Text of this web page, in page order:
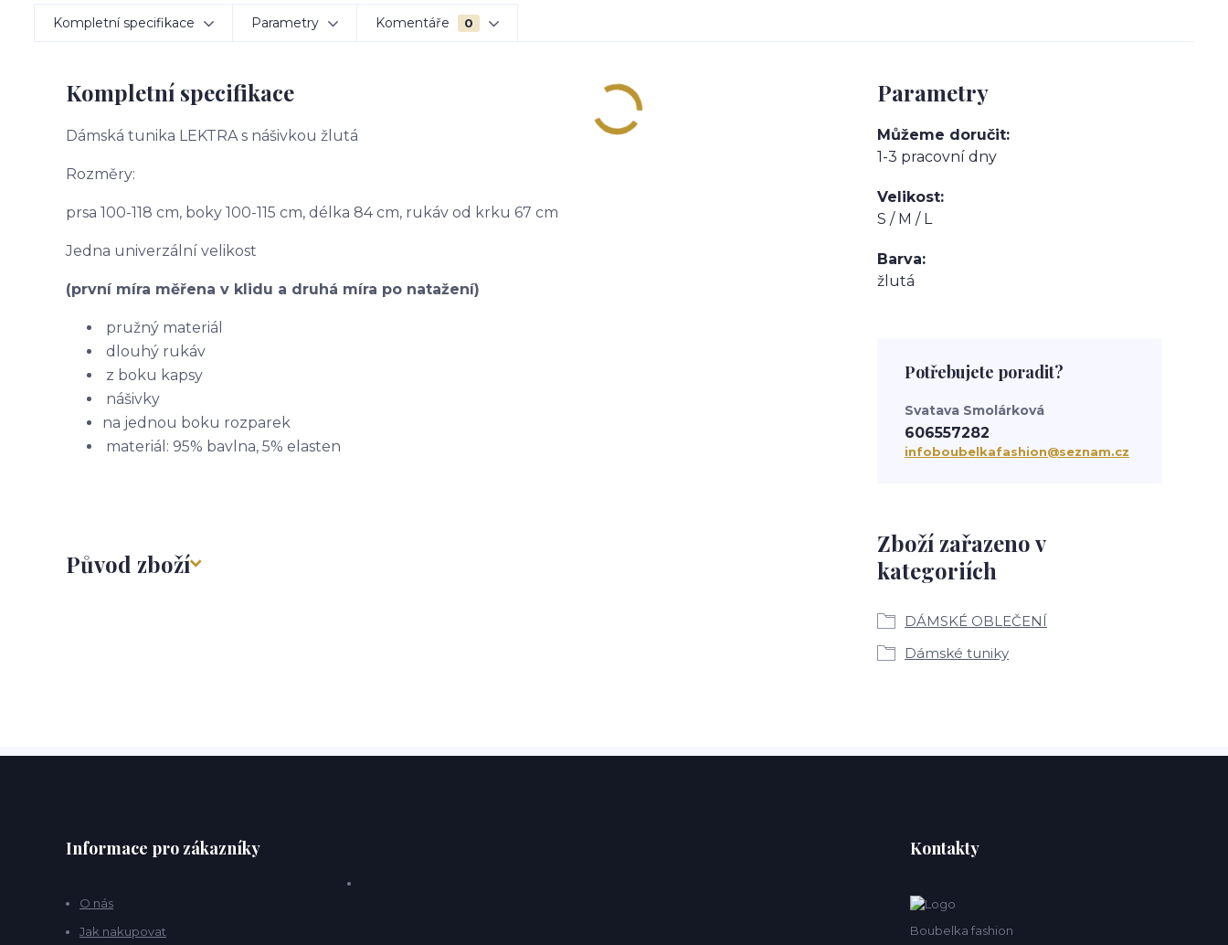
Kompletní specifikace Parametry Komentáře 0
Kompletní specifikace
Dámská tunika LEKTRA s nášivkou žlutá
Rozměry:
prsa 100-118 cm, boky 100-115 cm, délka 84 cm, rukáv od krku 67 cm
Jedna univerzální velikost
(první míra měřena v klidu a druhá míra po natažení)
pružný materiál
dlouhý rukáv
z boku kapsy
nášivky
na jednou boku rozparek
materiál: 95% bavlna, 5% elasten
Původ zboží
Parametry
Můžeme doručit
1-3 pracovní dny
Velikost
S / M / L
Barva
žlutá
Zboží zařazeno v
kategoriích
DÁMSKÉ OBLEČENÍ
Dámské tuniky
Potřebujete poradit?
Svatava Smolárková
606557282
infoboubelkafashion@seznam.cz
Informace pro zákazníky
O nás
Jak nakupovat
Kontakty
Boubelka fashion